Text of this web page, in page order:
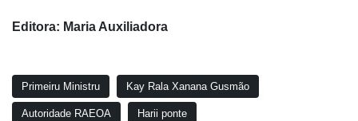
Editora: Maria Auxiliadora
Primeiru Ministru Kay Rala Xanana Gusmão
Autoridade RAEOA Harii ponte